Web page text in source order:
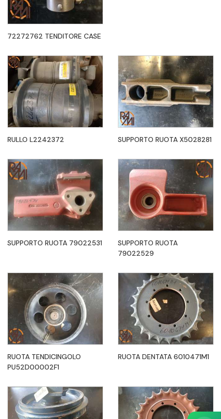
72272762 TENDITORE CASE
RULLO L2242372 SUPPORTO RUOTA X5028281
SUPPORTO RUOTA 79022531
SUPPORTO RUOTA
79022529
RUOTA TENDICINGOLO
PU52D00002F1
RUOTA DENTATA 6010471M1